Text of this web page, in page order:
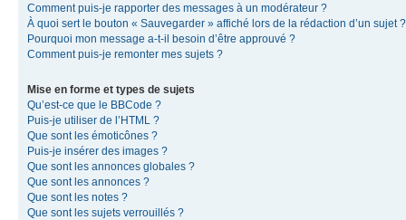
Comment puis-je rapporter des messages à un modérateur ?
À quoi sert le bouton « Sauvegarder » affiché lors de la rédaction d’un sujet ?
Pourquoi mon message a-t-il besoin d’être approuvé ?
Comment puis-je remonter mes sujets ?
Mise en forme et types de sujets
Qu’est-ce que le BBCode ?
Puis-je utiliser de l’HTML ?
Que sont les émoticônes ?
Puis-je insérer des images ?
Que sont les annonces globales ?
Que sont les annonces ?
Que sont les notes ?
Que sont les sujets verrouillés ?